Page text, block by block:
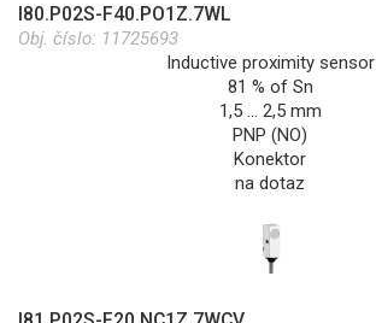
I80.P02S-F40.PO1Z.7WL
Obj. číslo: 11725693
Inductive proximity sensor
81 % of Sn
1,5 … 2,5 mm
PNP (NO)
Konektor
na dotaz